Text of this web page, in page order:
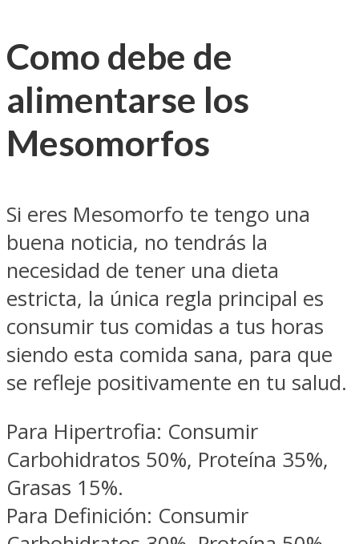
Como debe de
alimentarse los
Mesomorfos
Si eres Mesomorfo te tengo una
buena noticia, no tendrás la
necesidad de tener una dieta
estricta, la única regla principal es
consumir tus comidas a tus horas
siendo esta comida sana, para que
se refleje positivamente en tu salud.
Para Hipertrofia: Consumir
Carbohidratos 50%, Proteína 35%,
Grasas 15%.
Para Definición: Consumir